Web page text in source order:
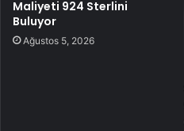
Maliyeti 924 Sterlini
Buluyor
Ağustos 5, 2026